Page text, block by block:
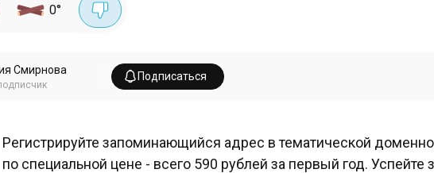
0°
Смирнова Подписаться
Регистрируйте запоминающийся адрес в тематической
по специальной цене - всего 590 рублей за первый год. Успейте